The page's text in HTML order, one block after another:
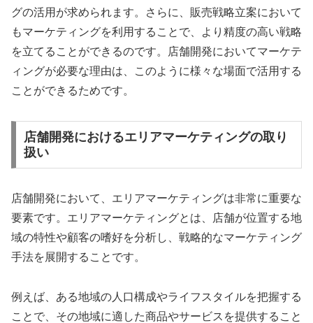
グの活用が求められます。さらに、販売戦略立案において
もマーケティングを利用することで、より精度の高い戦略
を立てることができるのです。店舗開発においてマーケテ
ィングが必要な理由は、このように様々な場面で活用する
ことができるためです。
店舗開発におけるエリアマーケティングの取り
扱い
店舗開発において、エリアマーケティングは非常に重要な
要素です。エリアマーケティングとは、店舗が位置する地
域の特性や顧客の嗜好を分析し、戦略的なマーケティング
手法を展開することです。
例えば、ある地域の人口構成やライフスタイルを把握する
ことで、その地域に適した商品やサービスを提供すること